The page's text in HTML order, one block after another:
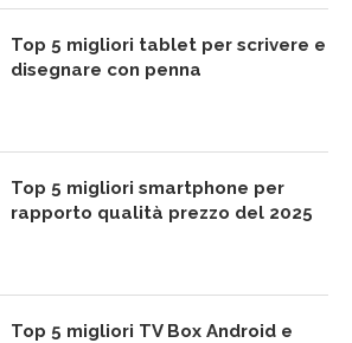
Top 5 migliori tablet per scrivere e
disegnare con penna
Top 5 migliori smartphone per
rapporto qualità prezzo del 2025
Top 5 migliori TV Box Android e